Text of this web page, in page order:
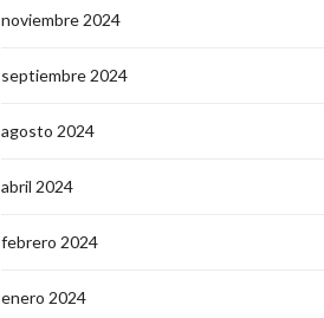
noviembre 2024
septiembre 2024
agosto 2024
abril 2024
febrero 2024
enero 2024